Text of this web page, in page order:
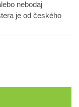
nebodaj
je od českého